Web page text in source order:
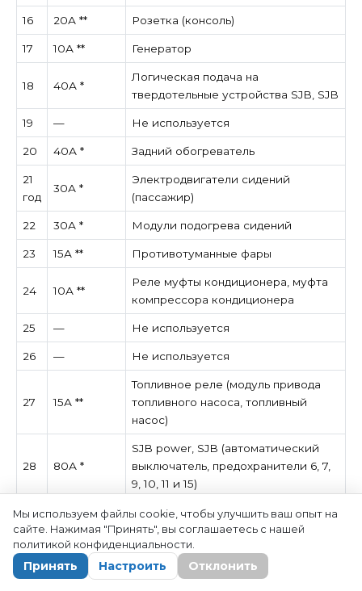
16 20А ** Розетка (консоль)
17 10А ** Генератор
18 40А *
Логическая подача на
твердотельные устройства SJB, SJB
19 — Не используется
20 40А * Задний обогреватель
21
год
30А *
Электродвигатели сидений
(пассажир)
22 30А * Модули подогрева сидений
23 15А ** Противотуманные фары
24 10А **
Реле муфты кондиционера, муфта
компрессора кондиционера
25 — Не используется
26 — Не используется
27 15А **
Топливное реле (модуль привода
топливного насоса, топливный
насос)
28 80А *
SJB power, SJB (автоматический
выключатель, предохранители 6, 7,
9, 10, 11 и 15)
29 30А *
Электродвигатель
стеклоподъемника водителя
Не используется
Мы используем файлы cookie, чтобы улучшить ваш опыт на
сайте. Нажимая "Принять", вы соглашаетесь с нашей
политикой конфиденциальности.
Принять Настроить Отклонить